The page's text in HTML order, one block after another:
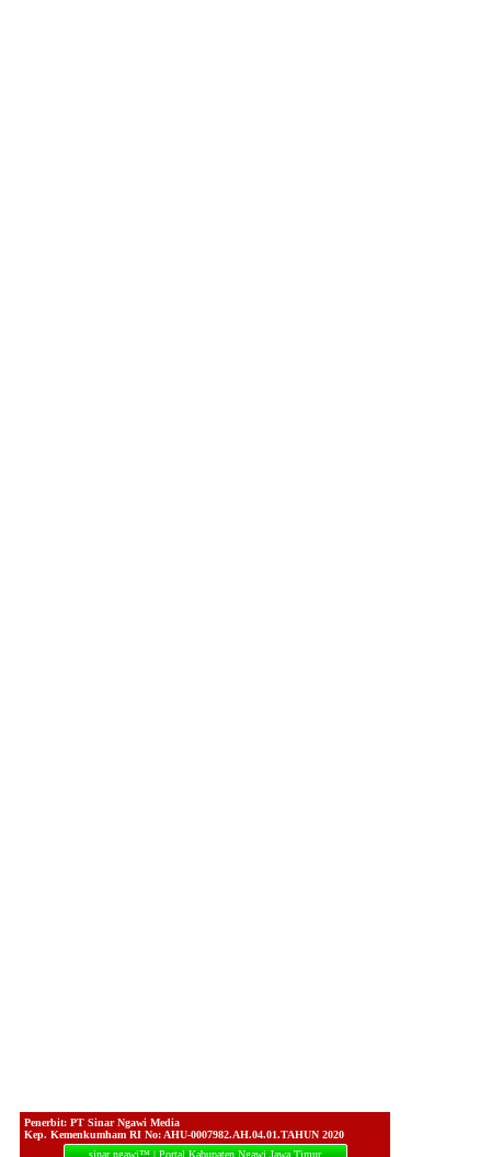
Penerbit: PT Sinar Ngawi Media
Kep. Kemenkumham RI No: AHU-0007982.AH.04.01.TAHUN 2020